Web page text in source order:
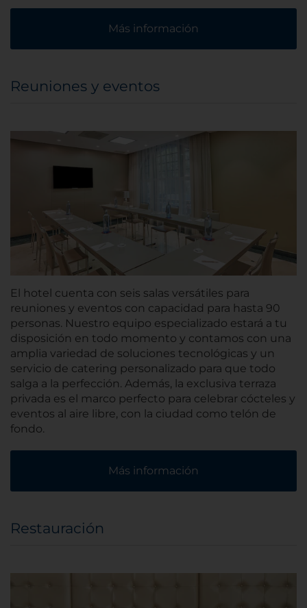
Más información
Reuniones y eventos
El hotel cuenta con seis salas versátiles para
reuniones y eventos con capacidad para hasta 90
personas. Nuestro equipo especializado estará a tu
disposición en todo momento y contamos con una
amplia variedad de soluciones tecnológicas y un
servicio de catering personalizado para que todo
salga a la perfección. Además, la exclusiva terraza
privada es el marco perfecto para celebrar cócteles y
eventos al aire libre, con la ciudad como telón de
fondo.
Más información
Restauración